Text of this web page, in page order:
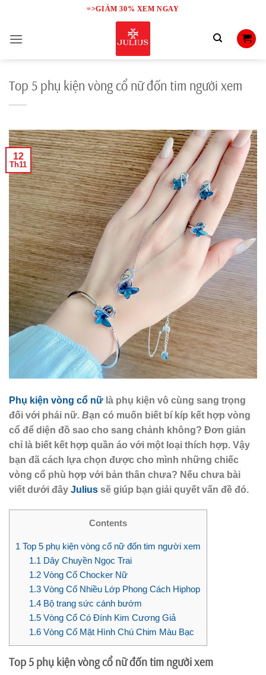
content
=>GIẢM 30% XEM NGAY
Top 5 phụ kiện vòng cổ nữ đốn tim người xem
12
Th11
Phụ kiện vòng cổ nữ là phụ kiện vô cùng sang trọng
đối với phái nữ. Bạn có muốn biết bí kíp kết hợp vòng
cổ để diện đồ sao cho sang chảnh không? Đơn giản
chỉ là biết kết hợp quần áo với một loại thích hợp. Vậy
bạn đã cách lựa chọn được cho mình những chiếc
vòng cổ phù hợp với bản thân chưa? Nếu chưa bài
viết dưới đây Julius sẽ giúp bạn giải quyết vấn đề đó.
Contents
1 Top 5 phụ kiện vòng cổ nữ đốn tim người xem
1.1 Dây Chuyền Ngọc Trai
1.2Vòng Cổ Chocker Nữ
1.3Vòng Cổ Nhiều Lớp Phong Cách Hiphop
1.4Bộ trang sức cánh bướm
1.5Vòng Cổ Có Đính Kim Cương Giả
1.6Vòng Cổ Mặt Hình Chú Chim Màu Bạc
Top 5 phụ kiện vòng cổ nữ đốn tim người xem